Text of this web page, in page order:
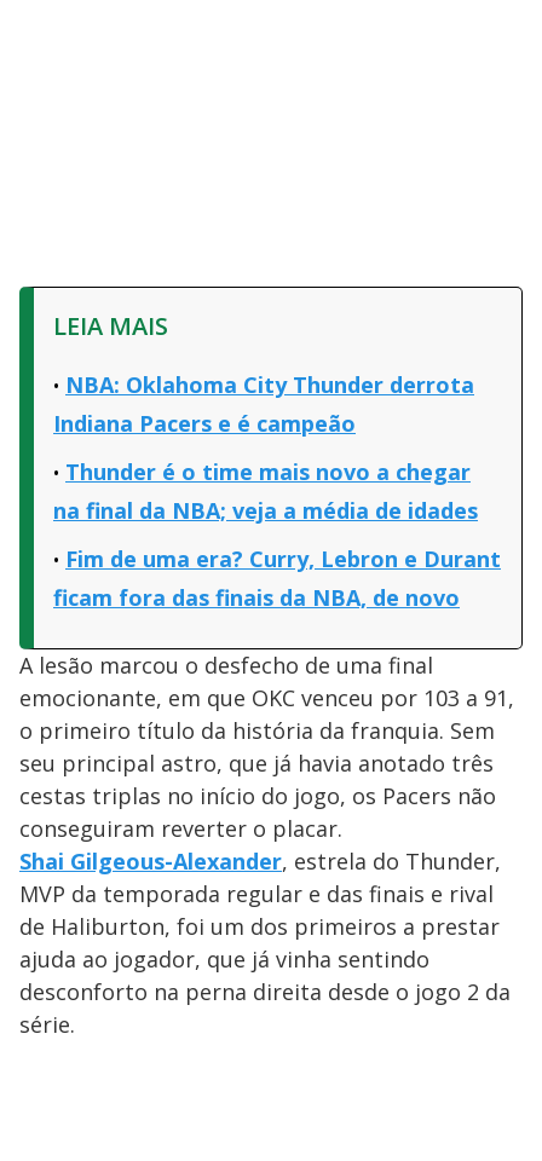
LEIA MAIS
NBA: Oklahoma City Thunder derrota
Indiana Pacers e é campeão
Thunder é o time mais novo a chegar
na final da NBA; veja a média de idades
Fim de uma era? Curry, Lebron e Durant
ficam fora das finais da NBA, de novo
A lesão marcou o desfecho de uma final
emocionante, em que OKC venceu por 103 a 91,
o primeiro título da história da franquia. Sem
seu principal astro, que já havia anotado três
cestas triplas no início do jogo, os Pacers não
conseguiram reverter o placar.
Shai Gilgeous-Alexander, estrela do Thunder,
MVP da temporada regular e das finais e rival
de Haliburton, foi um dos primeiros a prestar
ajuda ao jogador, que já vinha sentindo
desconforto na perna direita desde o jogo 2 da
série.